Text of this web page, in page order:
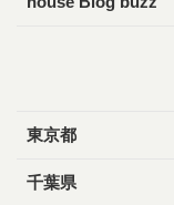
東京都
千葉県